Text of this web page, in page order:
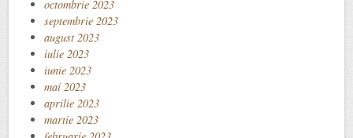
octombrie 2023
septembrie 2023
august 2023
iulie 2023
iunie 2023
mai 2023
aprilie 2023
martie 2023